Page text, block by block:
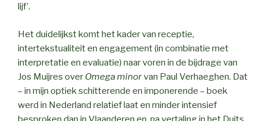
lijf’.
Het duidelijkst komt het kader van receptie,
intertekstualiteit en engagement (in combinatie met
interpretatie en evaluatie) naar voren in de bijdrage van
Jos Muijres over Omega minorvan Paul Verhaeghen. Dat
– in mijn optiek schitterende en imponerende – boek
werd in Nederland relatief laat en minder intensief